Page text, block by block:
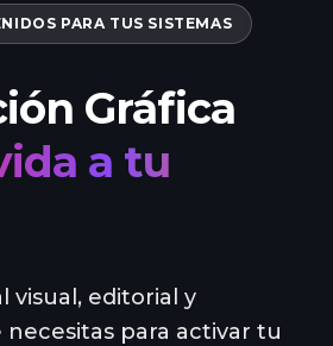
PARA TUS SISTEMAS
Gráfica
a tu
visual, editorial y
para activar tu